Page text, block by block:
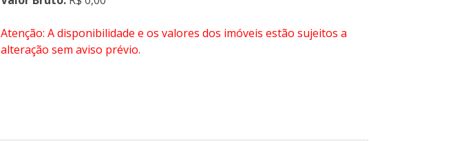
Atenção: A disponibilidade e os valores dos imóveis estão sujeitos a
alteração sem aviso prévio.